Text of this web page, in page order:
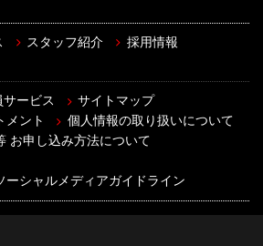
スタッフ紹介
採用情報
サービス
サイトマップ
メント
個人情報の取り扱いについて
お申し込み方法について
ーシャルメディアガイドライン